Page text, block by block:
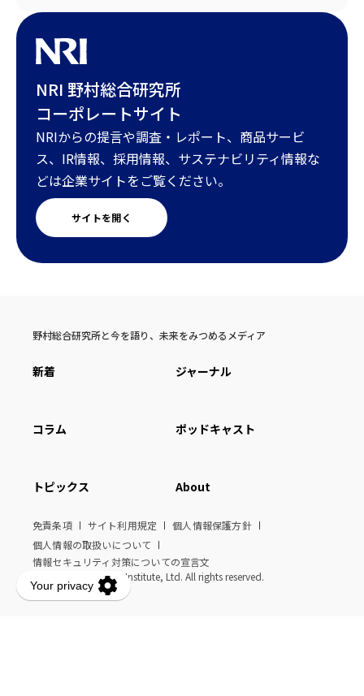
NRI 野村総合研究所
コーポレートサイト
NRIからの提言や調査・レポート、商品サービ
ス、IR情報、採用情報、サステナビリティ情報な
どは企業サイトをご覧ください。
サイトを開く
野村総合研究所と今を語り、未来をみつめるメディア
新着 ジャーナル
コラム ポッドキャスト
トピックス About
免責条項 サイト利用規定
個人情報保護方針
個人情報の取扱いについて
情報セキュリティ対策についての宣言文
© Nomura Research Institute, Ltd. All rights reserved.